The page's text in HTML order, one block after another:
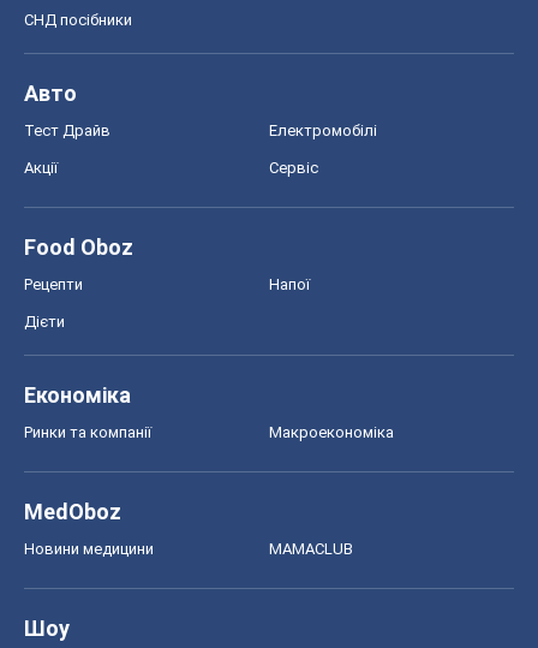
СНД посібники
Авто
Тест Драйв Електромобілі
Акції Сервіс
Food Oboz
Рецепти Напої
Дієти
Економіка
Ринки та компанії Макроекономіка
MedOboz
Новини медицини MAMACLUB
Шоу